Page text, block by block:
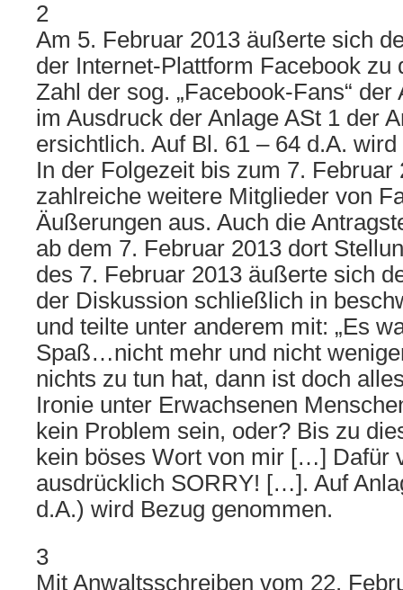
2
Am 5. Februar 2013 äußerte sich
der Internet-Plattform Facebook zu
Zahl der sog. „Facebook-Fans“
im Ausdruck der Anlage ASt 1 der
ersichtlich. Auf Bl. 61 – 64 d.A.
In der Folgezeit bis zum 7. Februar
zahlreiche weitere Mitglieder von
Äußerungen aus. Auch die
ab dem 7. Februar 2013 dort
des 7. Februar 2013 äußerte sich
der Diskussion schließlich in
und teilte unter anderem mit: „Es
Spaß…nicht mehr und nicht
nichts zu tun hat, dann ist doch
Ironie unter Erwachsenen
kein Problem sein, oder? Bis zu
kein böses Wort von mir […] Dafür
ausdrücklich SORRY! […]. Auf
d.A.) wird Bezug genommen.
3
Mit Anwaltsschreiben vom 22.